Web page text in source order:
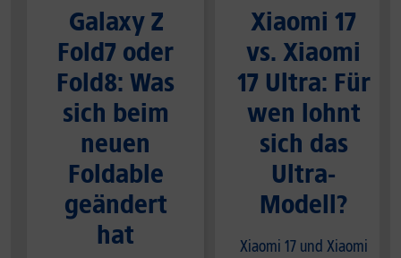
Galaxy Z
Fold7 oder
Fold8: Was
sich beim
neuen
Foldable
geändert
hat
Xiaomi 17
vs. Xiaomi
17 Ultra: Für
wen lohnt
sich das
Ultra-
Modell?
Xiaomi 17 und Xiaomi